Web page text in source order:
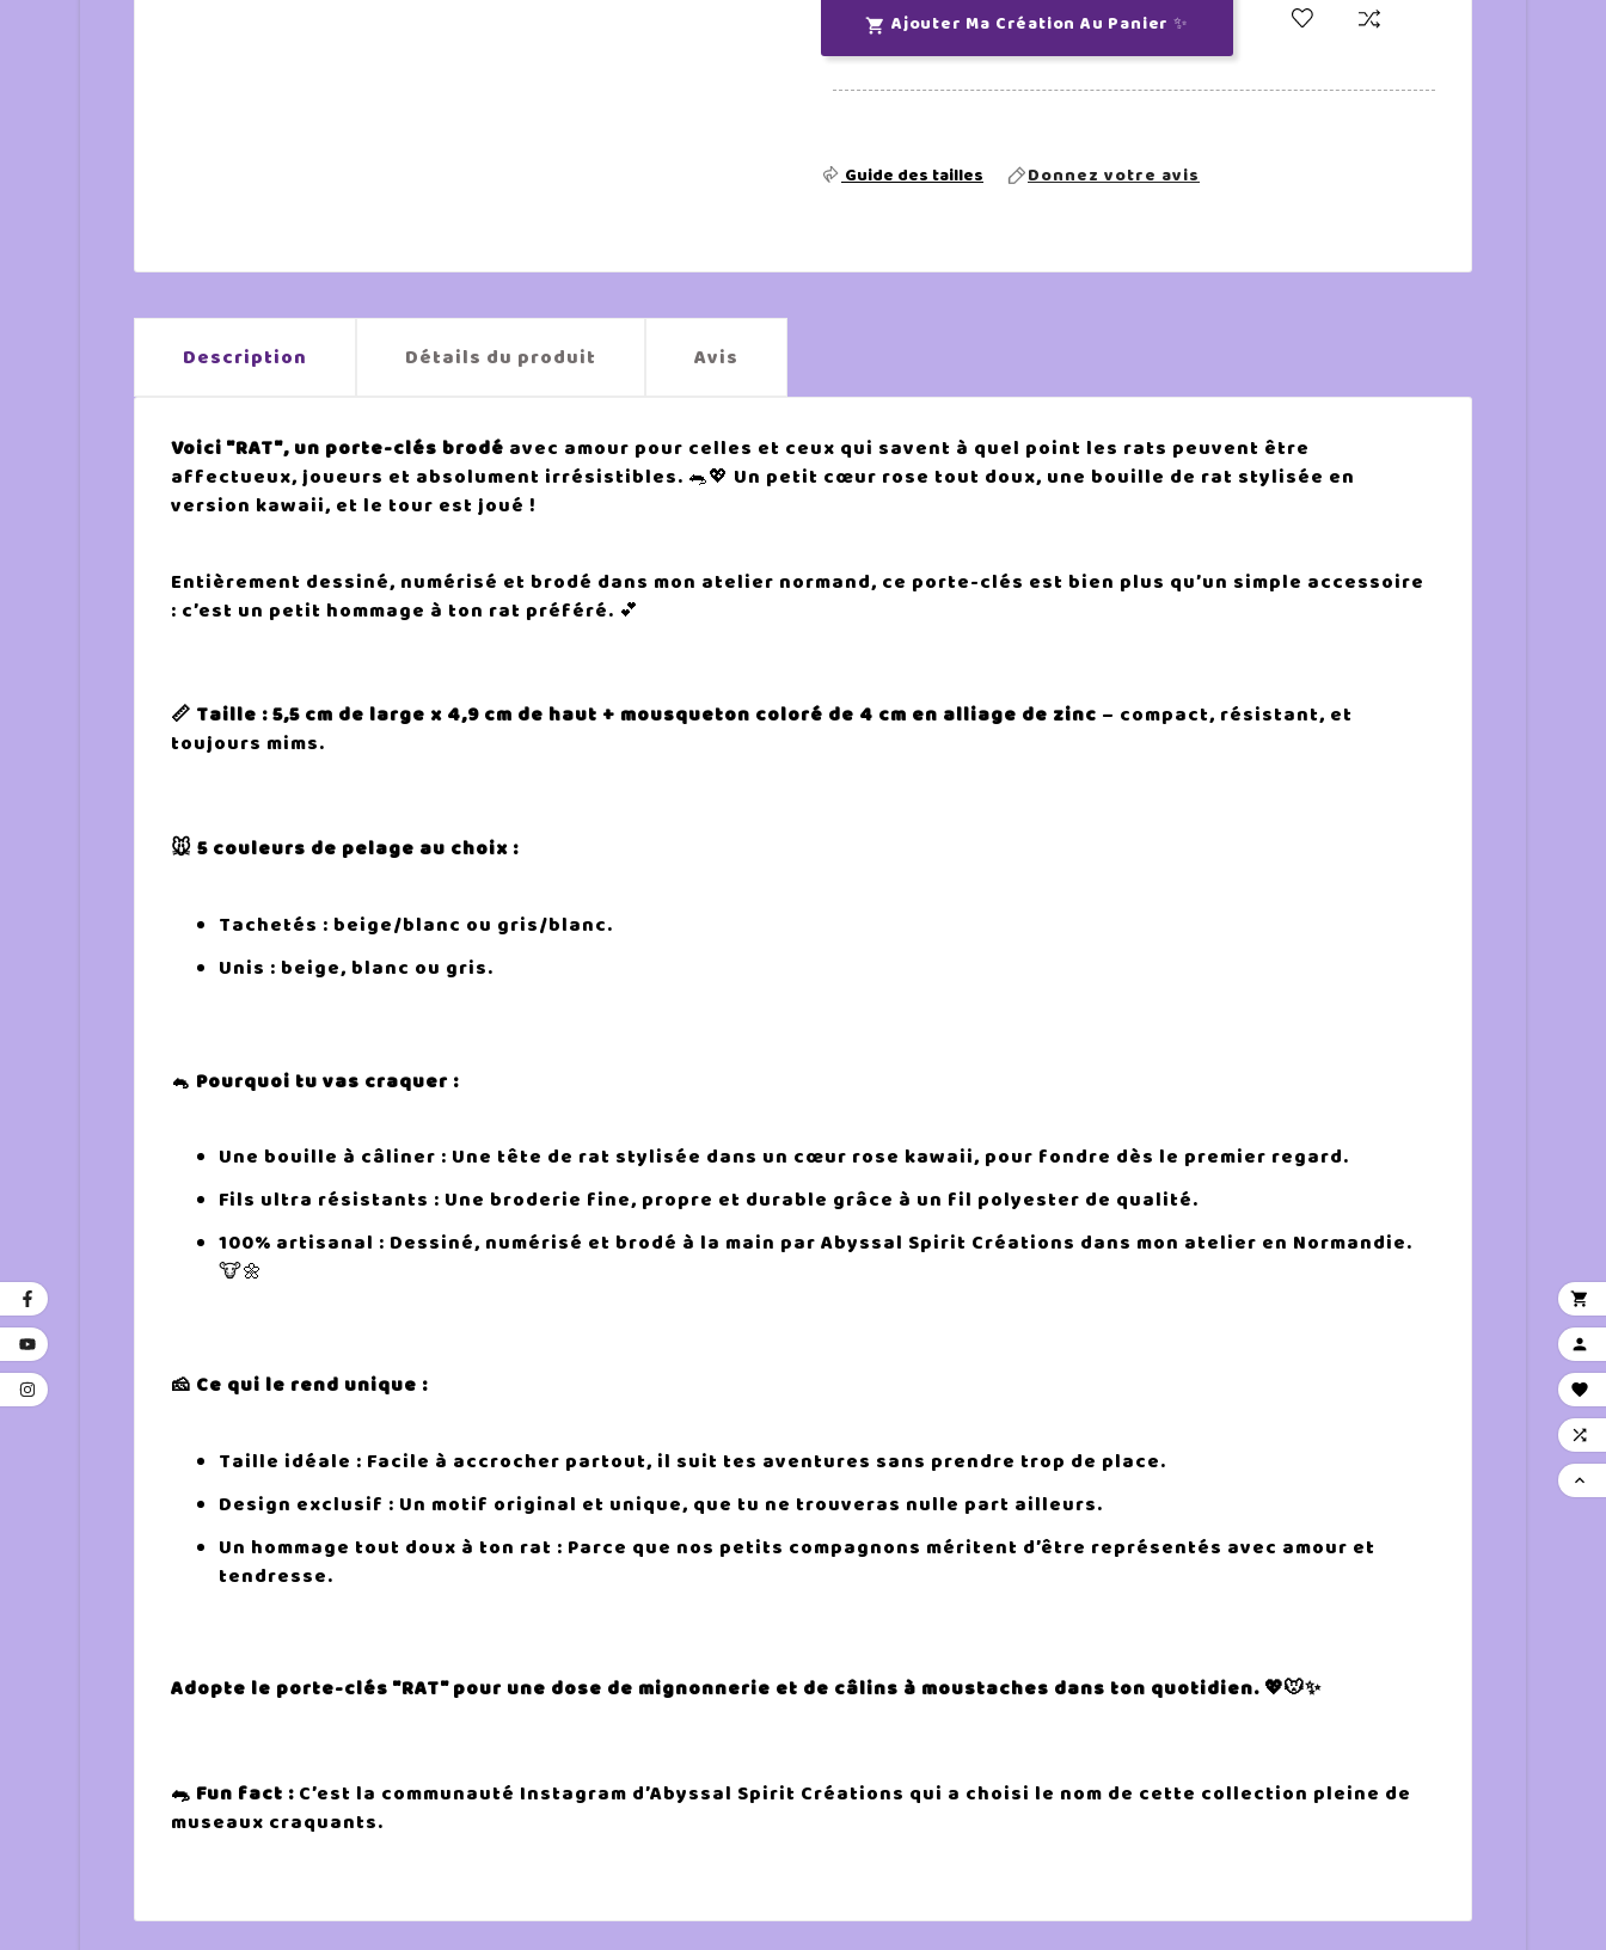
 Ajouter Ma Création Au Panier ✨
Guide des tailles Donnez votre avis
Description Détails du produit Avis
Voici "RAT", un porte-clés brodé avec amour pour celles et ceux qui savent à quel point les rats peuvent être
affectueux, joueurs et absolument irrésistibles. 🐀💖 Un petit cœur rose tout doux, une bouille de rat stylisée en
version kawaii, et le tour est joué !
Entièrement dessiné, numérisé et brodé dans mon atelier normand, ce porte-clés est bien plus qu’un simple accessoire
: c’est un petit hommage à ton rat préféré. 💕
📏 Taille : 5,5 cm de large x 4,9 cm de haut + mousqueton coloré de 4 cm en alliage de zinc – compact, résistant, et
toujours mims.
🐭 5 couleurs de pelage au choix :
Tachetés : beige/blanc ou gris/blanc.
Unis : beige, blanc ou gris.
🐁 Pourquoi tu vas craquer :
Une bouille à câliner : Une tête de rat stylisée dans un cœur rose kawaii, pour fondre dès le premier regard.
Fils ultra résistants : Une broderie fine, propre et durable grâce à un fil polyester de qualité.
100% artisanal : Dessiné, numérisé et brodé à la main par Abyssal Spirit Créations dans mon atelier en Normandie.
🐮🌼
🧀 Ce qui le rend unique :
Taille idéale : Facile à accrocher partout, il suit tes aventures sans prendre trop de place.
Design exclusif : Un motif original et unique, que tu ne trouveras nulle part ailleurs.
Un hommage tout doux à ton rat : Parce que nos petits compagnons méritent d’être représentés avec amour et
tendresse.
Adopte le porte-clés "RAT" pour une dose de mignonnerie et de câlins à moustaches dans ton quotidien. 💖🐭✨
🐀 Fun fact : C’est la communauté Instagram d’Abyssal Spirit Créations qui a choisi le nom de cette collection pleine de
museaux craquants.




